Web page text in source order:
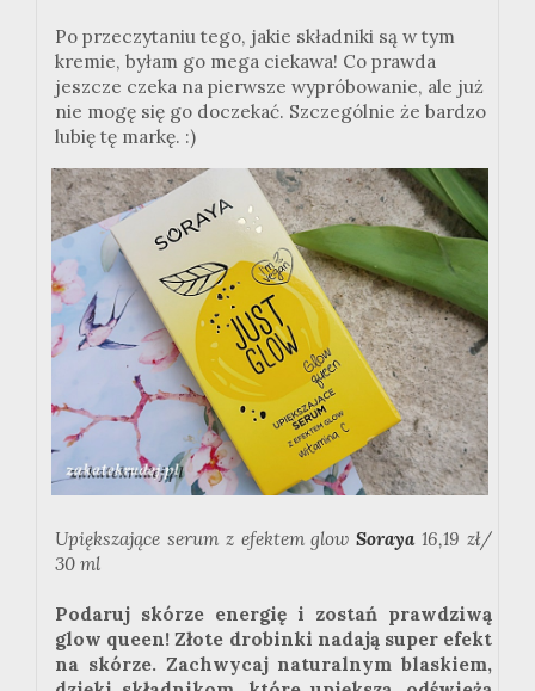
Po przeczytaniu tego, jakie składniki są w tym
kremie, byłam go mega ciekawa! Co prawda
jeszcze czeka na pierwsze wypróbowanie, ale już
nie mogę się go doczekać. Szczególnie że bardzo
lubię tę markę. :)
Upiększające serum z efektem glowSoraya16,19 zł/
30 ml
Podaruj skórze energię i zostań prawdziwą
glow queen! Złote drobinki nadają super efekt
na skórze. Zachwycaj naturalnym blaskiem,